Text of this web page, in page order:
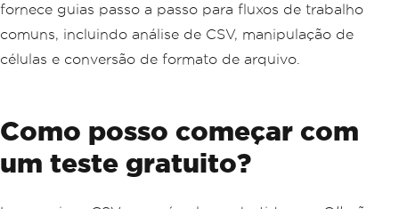
fornece guias passo a passo para fluxos de trabalho
comuns, incluindo análise de CSV, manipulação de
células e conversão de formato de arquivo.
Como posso começar com
um teste gratuito?